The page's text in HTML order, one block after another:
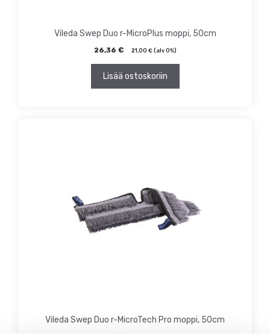
Vileda Swep Duo r-MicroPlus moppi, 50cm
26,36 € 21,00 €(alv 0%)
Lisää ostoskoriin
Vileda Swep Duo r-MicroTech Pro moppi, 50cm